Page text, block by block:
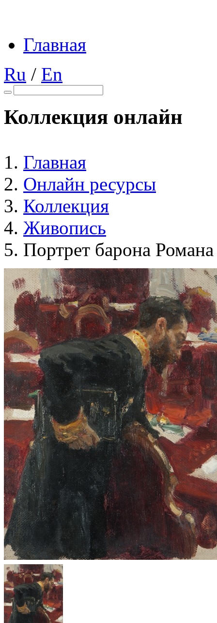
Главная
Ru / En
Коллекция онлайн
Главная
Онлайн ресурсы
Коллекция
Живопись
Портрет барона